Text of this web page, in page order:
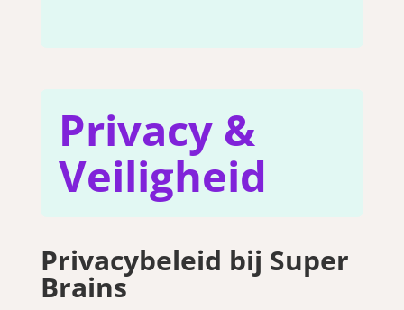
Privacy &
Veiligheid
Privacybeleid bij Super
Brains